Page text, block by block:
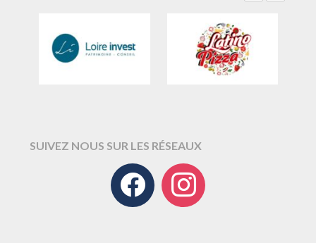
SUIVEZ NOUS SUR LES RÉSEAUX